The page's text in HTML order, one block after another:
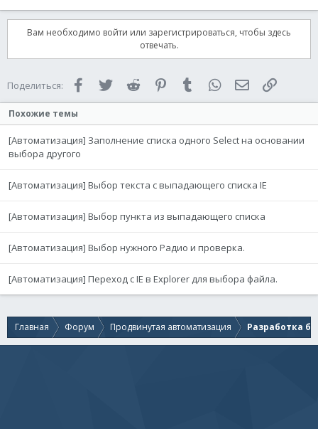
Вам необходимо войти или зарегистрироваться, чтобы здесь
отвечать.
Поделиться: FacebookTwitter Reddit PinterestTumblr WhatsAppЭлектронная
Похожие темы
[Автоматизация] Заполнение списка одного Select на основании
выбора другого
[Автоматизация] Выбор текста с выпадающего списка IE
[Автоматизация] Выбор пункта из выпадающего списка
[Автоматизация] Выбор нужного Радио и проверка.
[Автоматизация] Переход c IE в Explorer для выбора файла.
Главная Форум Продвинутая автоматизация Разработка